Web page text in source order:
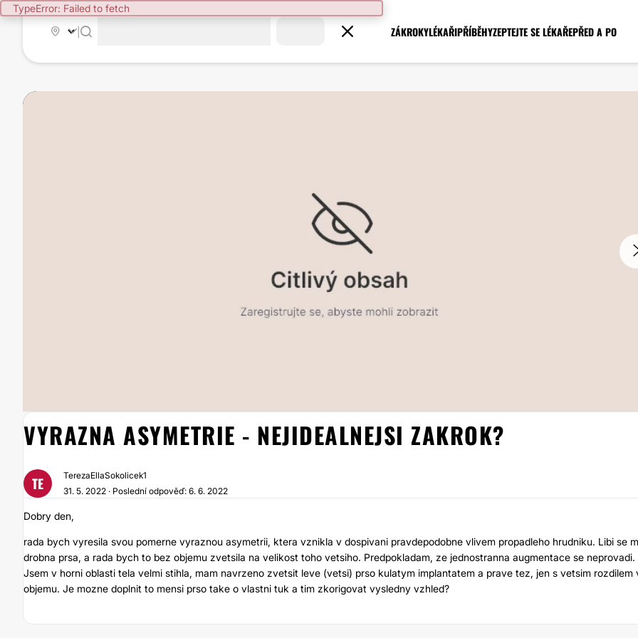
TypeError: Failed to fetch
ZÁKROKYLÉKAŘIPŘÍBĚHYZEPTEJTE SE LÉKAŘEPŘED A PO
VYRAZNA ASYMETRIE - NEJIDEALNEJSI ZAKROK?
TE
TerezaEllaSokolicek1
31. 5. 2022 · Poslední odpověď: 6. 6. 2022
Dobry den,
rada bych vyresila svou pomerne vyraznou asymetrii, ktera vznikla v dospivani pravdepodobne vlivem propadleho hrudniku. Libi se
drobna prsa, a rada bych to bez objemu zvetsila na velikost toho vetsiho. Predpokladam, ze jednostranna augmentace se neprovadi.
Jsem v horni oblasti tela velmi stihla, mam navrzeno zvetsit leve (vetsi) prso kulatym implantatem a prave tez, jen s vetsim rozdilem
objemu. Je mozne doplnit to mensi prso take o vlastni tuk a tim zkorigovat vysledny vzhled?